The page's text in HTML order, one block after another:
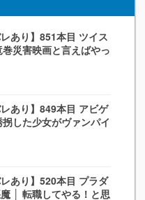
レあり】851本目 ツイス
災害映画と言えばやっ
レあり】849本目 アビゲ
した少女がヴァンパイ
レあり】520本目 プラダ
│ 転職してやる！と思